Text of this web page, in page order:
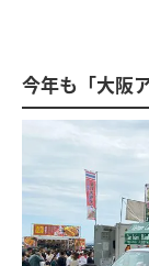
今年も「大阪